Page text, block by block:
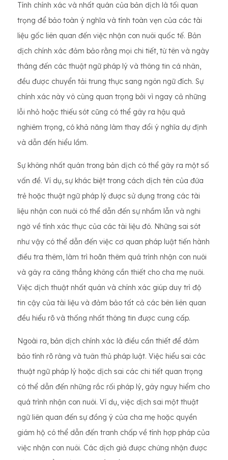
Tính chính xác và nhất quán của bản dịch là tối quan
trọng để bảo toàn ý nghĩa và tính toàn vẹn của các tài
liệu gốc liên quan đến việc nhận con nuôi quốc tế. Bản
dịch chính xác đảm bảo rằng mọi chi tiết, từ tên và ngày
tháng đến các thuật ngữ pháp lý và thông tin cá nhân,
đều được chuyển tải trung thực sang ngôn ngữ đích. Sự
chính xác này vô cùng quan trọng bởi vì ngay cả những
lỗi nhỏ hoặc thiếu sót cũng có thể gây ra hậu quả
nghiêm trọng, có khả năng làm thay đổi ý nghĩa dự định
và dẫn đến hiểu lầm.
Sự không nhất quán trong bản dịch có thể gây ra một số
vấn đề. Ví dụ, sự khác biệt trong cách dịch tên của đứa
trẻ hoặc thuật ngữ pháp lý được sử dụng trong các tài
liệu nhận con nuôi có thể dẫn đến sự nhầm lẫn và nghi
ngờ về tính xác thực của các tài liệu đó. Những sai sót
như vậy có thể dẫn đến việc cơ quan pháp luật tiến hành
điều tra thêm, làm trì hoãn thêm quá trình nhận con nuôi
và gây ra căng thẳng không cần thiết cho cha mẹ nuôi.
Việc dịch thuật nhất quán và chính xác giúp duy trì độ
tin cậy của tài liệu và đảm bảo tất cả các bên liên quan
đều hiểu rõ và thống nhất thông tin được cung cấp.
Ngoài ra, bản dịch chính xác là điều cần thiết để đảm
bảo tính rõ ràng và tuân thủ pháp luật. Việc hiểu sai các
thuật ngữ pháp lý hoặc dịch sai các chi tiết quan trọng
có thể dẫn đến những rắc rối pháp lý, gây nguy hiểm cho
quá trình nhận con nuôi. Ví dụ, việc dịch sai một thuật
ngữ liên quan đến sự đồng ý của cha mẹ hoặc quyền
giám hộ có thể dẫn đến tranh chấp về tính hợp pháp của
việc nhận con nuôi. Các dịch giả được chứng nhận được